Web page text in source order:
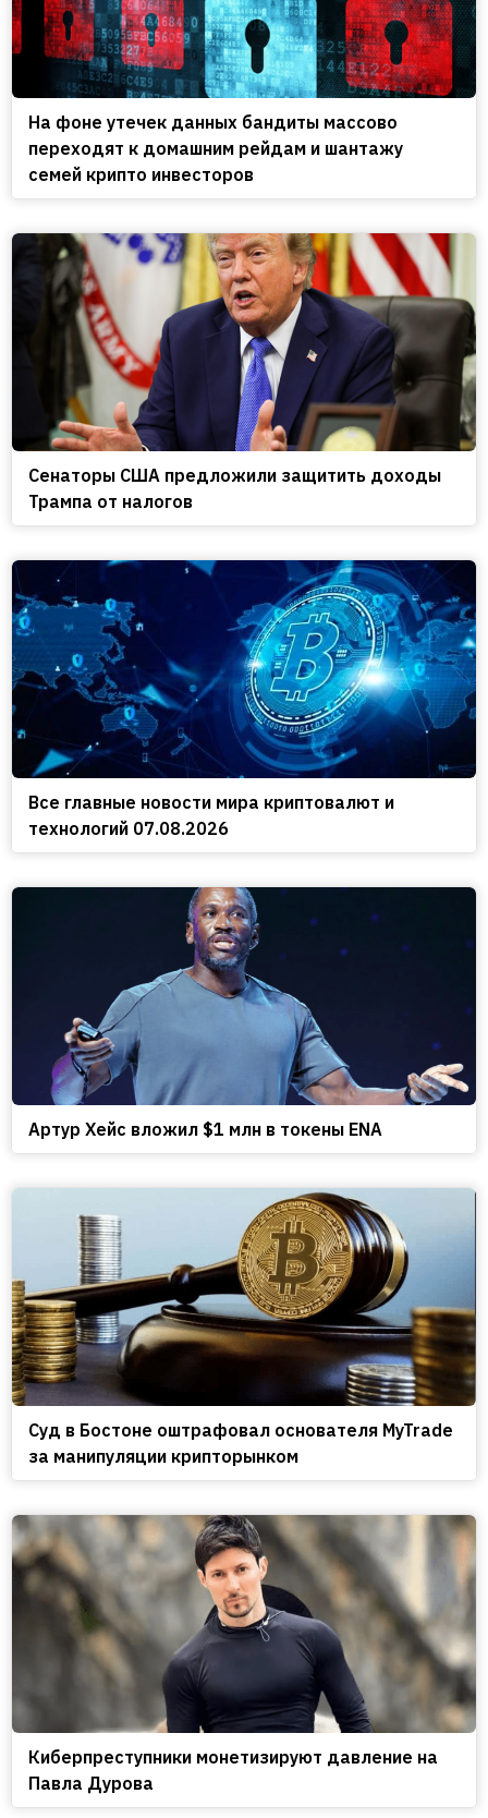
На фоне утечек данных бандиты массово
переходят к домашним рейдам и шантажу
семей крипто инвесторов
Сенаторы США предложили защитить доходы
Трампа от налогов
Все главные новости мира криптовалют и
технологий 07.08.2026
Артур Хейс вложил $1 млн в токены ENA
Cуд в Бостоне оштрафовал основателя MyTrade
за манипуляции крипторынком
Киберпреступники монетизируют давление на
Павла Дурова